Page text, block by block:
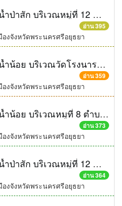
เขือนป้องกันตลิ่งริมแม่น้ำป่าสัก บริเวณหมู่ที่ 12 ตำบลกะมัง อำเภอพระนครศรีอยุธยา จังหวัดพระนครศรีอยุธยา ความยาวไม่น้อยกว่า 80 เมตร ด้วยวิธีประกวดราคาอิเล็กทรอนิกส์ (e-bidding)
อ่าน 395
งจังหวัดพระนครศรีอยุธยา
เขื่อนป้องกันตลิ่งริมแม่น้ำน้อย บริเวณวัดโรงนาราชศรัทธาธรรม ตำบลน้ำเต้า อำเภอบางบาล จังหวัดพระนครศรีอยุธยา ความยาวไม่น้อยกว่า 100 เมตร ด้วยวิธีประกวดราคาอิเล็กทรอนิกส์ (e-bidding)
อ่าน 359
งจังหวัดพระนครศรีอยุธยา
เขื่อนป้องกันตลิ่งริมแม่น้ำน้อย บริเวณหมูที่ 8 ตำบลน้ำเต้า อำเภอบางบาล จังหวัดพระนครศรีอยุธยา ความยาวไม่น้อยกว่า 200 เมตร ด้วยวิธีประกวดราคาอิเล็กทรอนิกส์ (e-bidding)
อ่าน 373
งจังหวัดพระนครศรีอยุธยา
เขือนป้องกันตลิ่งริมแม่น้ำป่าสัก บริเวณหมู่ที่ 12 ตำบลกะมัง อำเภอพระนครศรีอยุธยา จังหวัดพระนครศรีอยุธยา ความยาวไม่น้อยกว่า 80 เมตร ด้วยวิธีประกวดราคาอิเล็กทรอนิกส์ (e-bidding)
อ่าน 364
งจังหวัดพระนครศรีอยุธยา